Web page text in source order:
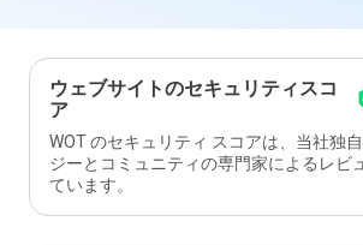
ウェブサイトのセキュリティスコ
ア
WOT のセキュリティ スコアは、当社独
ジーとコミュニティの専門家によるレビ
ています。
価し
ます
か？